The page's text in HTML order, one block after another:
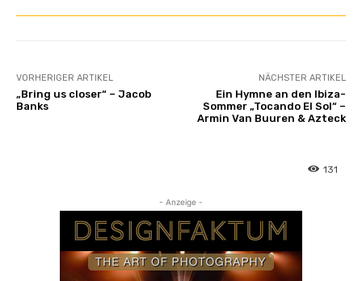
VORHERIGER ARTIKEL
„Bring us closer“ – Jacob
Banks
NÄCHSTER ARTIKEL
Ein Hymne an den Ibiza-
Sommer „Tocando El Sol“ –
Armin Van Buuren & Azteck
131
- Anzeige -